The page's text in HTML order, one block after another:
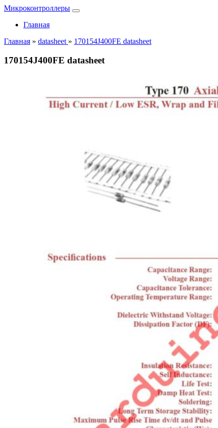
Микроконтроллеры
Главная
Главная » datasheet » 170154J400FE datasheet
170154J400FE datasheet